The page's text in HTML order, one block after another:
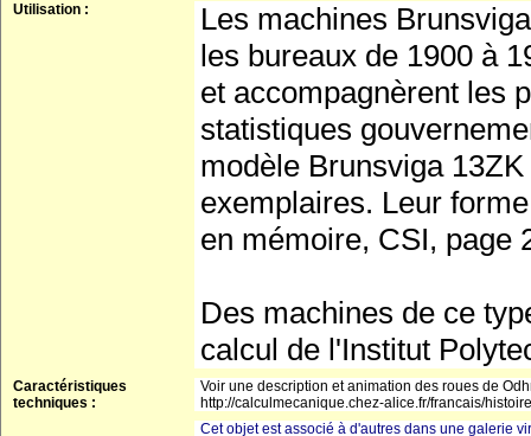
Utilisation :
Les machines
les bureaux de 1900 à
et accompagnèrent les
statistiques
modèle Brunsviga
exemplaires. Leur
en mémoire, CSI, page
Des machines de ce
calcul de l'Institut
Caractéristiques
techniques :
Voir une description et animation des roues de
http://calculmecanique.chez-alice.fr/francais/
Cet objet est associé à d'autres dans une galerie